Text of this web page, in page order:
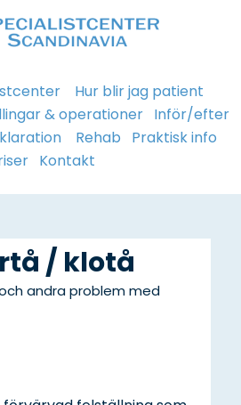
Hur blir jag patient
& operationer Inför/efter
Rehab
Praktisk info
Kontakt
/ klotå
andra problem med